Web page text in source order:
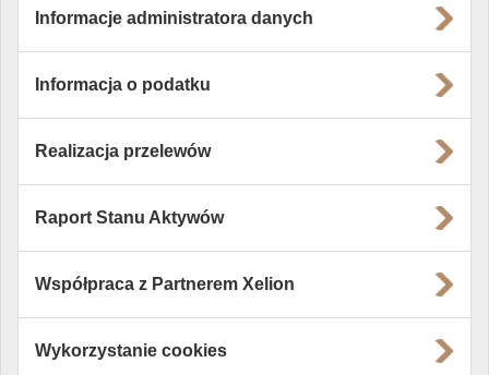
Informacje administratora danych
Informacja o podatku
Realizacja przelewów
Raport Stanu Aktywów
Współpraca z Partnerem Xelion
Wykorzystanie cookies